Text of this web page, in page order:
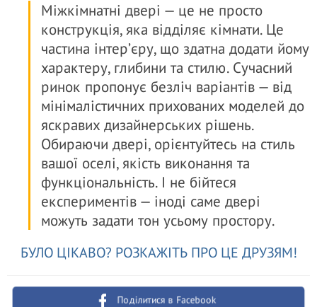
Міжкімнатні двері — це не просто
конструкція, яка відділяє кімнати. Це
частина інтер’єру, що здатна додати йому
характеру, глибини та стилю. Сучасний
ринок пропонує безліч варіантів — від
мінімалістичних прихованих моделей до
яскравих дизайнерських рішень.
Обираючи двері, орієнтуйтесь на стиль
вашої оселі, якість виконання та
функціональність. І не бійтеся
експериментів — іноді саме двері
можуть задати тон усьому простору.
БУЛО ЦІКАВО? РОЗКАЖІТЬ ПРО ЦЕ ДРУЗЯМ!
Поділитися в Facebook